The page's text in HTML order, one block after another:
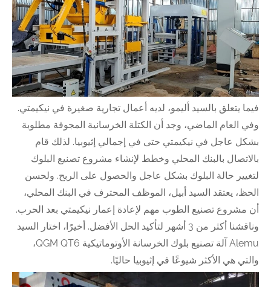
فيما يتعلق بالسيد أليمو، لديه أعمال تجارية صغيرة في نيكيمتي.
وفي العام الماضي، وجد أن الكتلة الخرسانية المجوفة مطلوبة
بشكل عاجل في نيكيمتي حتى في إجمالي إثيوبيا. لذلك قام
بالاتصال بالبنك المحلي وخطط لإنشاء مشروع تصنيع البلوك
لتغيير حالة البلوك بشكل عاجل والحصول على الربح. ولحسن
الحظ، يعتقد السيد أبيل، الموظف المحترف في البنك المحلي،
أن مشروع تصنيع الطوب مهم لإعادة إعمار نيكيمتي بعد الحرب.
وناقشنا أكثر من 3 أشهر لتأكيد الحل الأفضل. أخيرًا، اختار السيد
Alemu آلة تصنيع بلوك الخرسانة الأوتوماتيكية QGM QT6،
والتي هي الأكثر شيوعًا في إثيوبيا حاليًا.